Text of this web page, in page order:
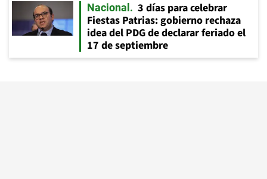
Nacional
3 días para celebrar
Fiestas Patrias: gobierno rechaza
idea del PDG de declarar feriado el
17 de septiembre